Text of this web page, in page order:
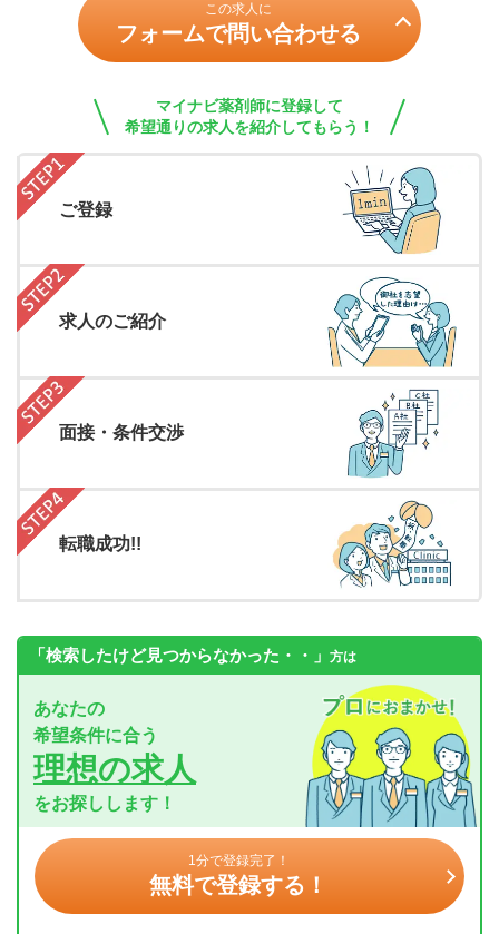
この求人に
フォームで問い合わせる
マイナビ薬剤師に登録して
希望通りの求人を紹介してもらう！
ご登録
求人のご紹介
面接・条件交渉
転職成功!!
「検索したけど見つからなかった・・」 方は
あなたの
希望条件に合う
理想の求人
をお探しします！
1分で登録完了！
無料で登録する！